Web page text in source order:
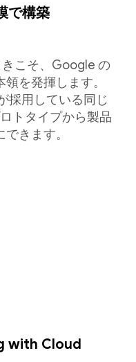
で構築
こそ、Google の
を発揮します。
採用している同じ
トタイプから製品
きます。
with Cloud